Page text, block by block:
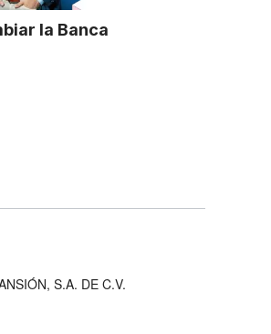
la Banca
S.A. DE C.V.